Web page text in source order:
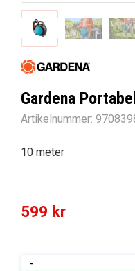
Gardena
Artikelnummer:
10 meter
599 kr
-
Gardena